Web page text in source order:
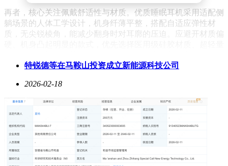
再者，核心关注佩戴舒适性与材质。优质睡眠耳机采用适配侧
躺场景的人体工学设计，机身纤薄平整，搭配自适应弹性材
质，无尖锐棱角，能减少翻身时对耳廓的压迫。应避开材质偏
应对夜间复杂噪音，采用“物理隔音为主，轻度主动降噪
鼾声、车流声等中高频干扰，特殊调校、耳压感低的轻度主动
降噪能温和抵消空调、风扇等低频嗡鸣，两者协同打造安静睡
眠环境，且不会带来耳压不适、闷胀感等问题。
最后，关注是否具备动态释压设计。长时间佩戴耳机易导致耳
部局部压力积聚，具备动态释压结构的耳机能将压力均匀分散
特锐德等在马鞍山投资成立新能源科技公司
2026-02-18